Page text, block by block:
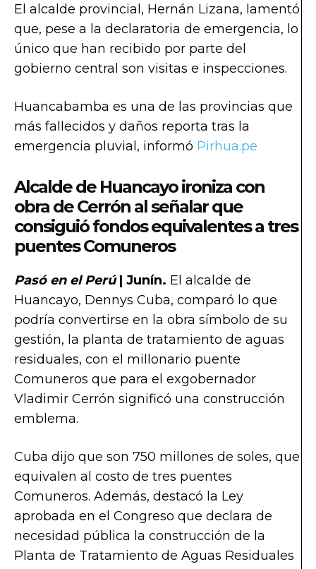
El alcalde provincial, Hernán Lizana, lamentó
que, pese a la declaratoria de emergencia, lo
único que han recibido por parte del
gobierno central son visitas e inspecciones.
Huancabamba es una de las provincias que
más fallecidos y daños reporta tras la
emergencia pluvial, informó Pirhua.pe
Alcalde de Huancayo ironiza con
obra de Cerrón al señalar que
consiguió fondos equivalentes a tres
puentes Comuneros
Pasó en el Perú| Junín. El alcalde de
Huancayo, Dennys Cuba, comparó lo que
podría convertirse en la obra símbolo de su
gestión, la planta de tratamiento de aguas
residuales, con el millonario puente
Comuneros que para el exgobernador
Vladimir Cerrón significó una construcción
emblema.
Cuba dijo que son 750 millones de soles, que
equivalen al costo de tres puentes
Comuneros. Además, destacó la Ley
aprobada en el Congreso que declara de
necesidad pública la construcción de la
Planta de Tratamiento de Aguas Residuales